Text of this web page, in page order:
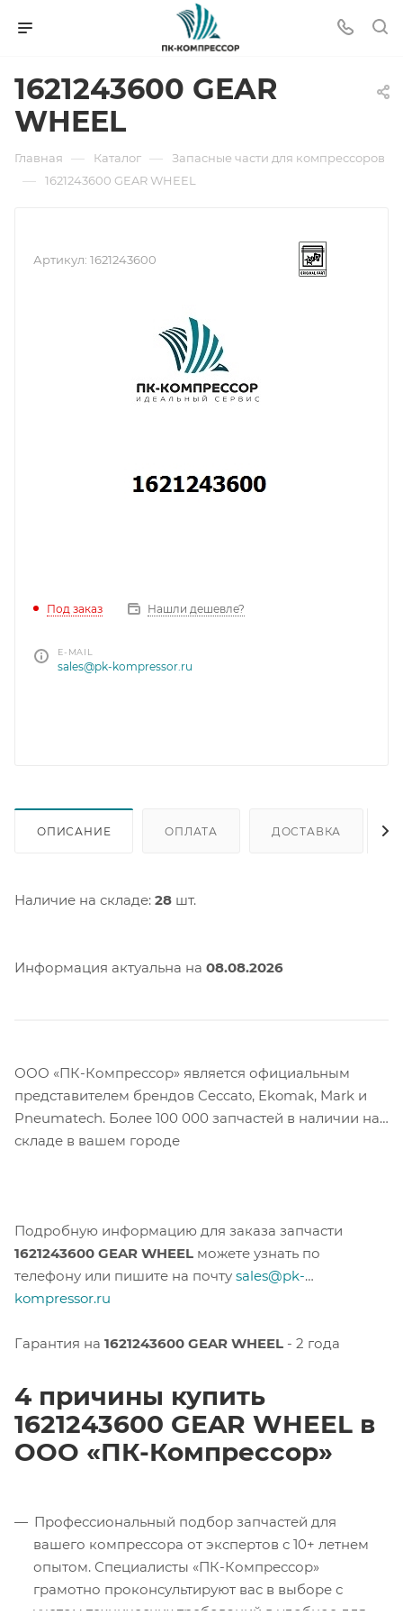
1621243600 GEAR
WHEEL
Главная — Каталог — Запасные части для компрессоров
— 1621243600 GEAR WHEEL
Артикул: 1621243600
Под заказ Нашли дешевле?
E-MAIL
sales@pk-kompressor.ru
ОПИСАНИЕ ОПЛАТА ДОСТАВКА
Наличие на складе: 28 шт.
Информация актуальна на 08.08.2026
ООО «ПК-Компрессор» является официальным
представителем брендов Ceccato, Ekomak, Mark и
Pneumatech. Более 100 000 запчастей в наличии на
складе в вашем городе
Подробную информацию для заказа запчасти
1621243600 GEAR WHEEL можете узнать по
телефону или пишите на почту sales@pk-
kompressor.ru
Гарантия на 1621243600 GEAR WHEEL - 2 года
4 причины купить
1621243600 GEAR WHEEL в
ООО «ПК-Компрессор»
Профессиональный подбор запчастей для
вашего компрессора от экспертов с 10+ летнем
опытом. Специалисты «ПК-Компрессор»
грамотно проконсультируют вас в выборе с